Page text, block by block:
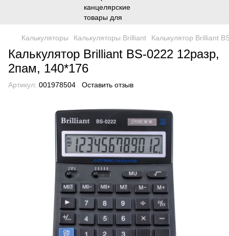
Калькуляторы Калькуляторы Brilliant Калькулятор Brilliant
Калькулятор Brilliant BS-0222 12разр,
2пам, 140*176
Артикул: 001978504 Оставить отзыв